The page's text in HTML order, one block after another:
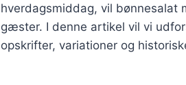
hverdagsmiddag, vil bønnesalat
gæster. I denne artikel vil vi
opskrifter, variationer og